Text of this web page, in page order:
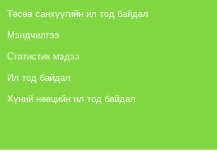
Төсөв санхүүгийн ил тод байдал
Мэндчилгээ
Статистик мэдээ
Ил тод байдал
Хүний нөөцийн ил тод байдал